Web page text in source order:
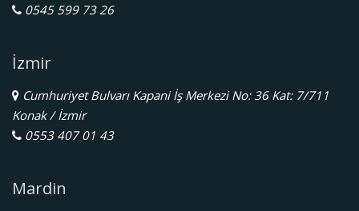
0545 599 73 26
İzmir
Cumhuriyet Bulvarı Kapani İş Merkezi No: 36 Kat: 7/711
Konak / İzmir
0553 407 01 43
Mardin